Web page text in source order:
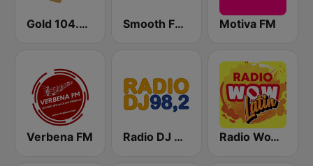
Gold 104.3 FM Smooth FM 91.5 Melbourne Motiva FM
Verbena FM Radio DJ 98.2 Radio WoW Latin